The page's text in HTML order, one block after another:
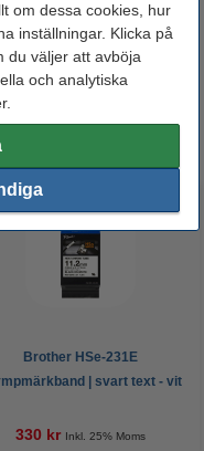
om dessa cookies, hur
inställningar. Klicka på
du väljer att avböja
och analytiska
HSe-221E
| 9mm x
Brother HSe-231E
| svart text - vit
330 kr Inkl. 25% Moms